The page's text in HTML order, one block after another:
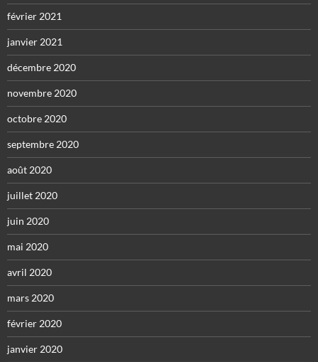
février 2021
janvier 2021
décembre 2020
novembre 2020
octobre 2020
septembre 2020
août 2020
juillet 2020
juin 2020
mai 2020
avril 2020
mars 2020
février 2020
janvier 2020